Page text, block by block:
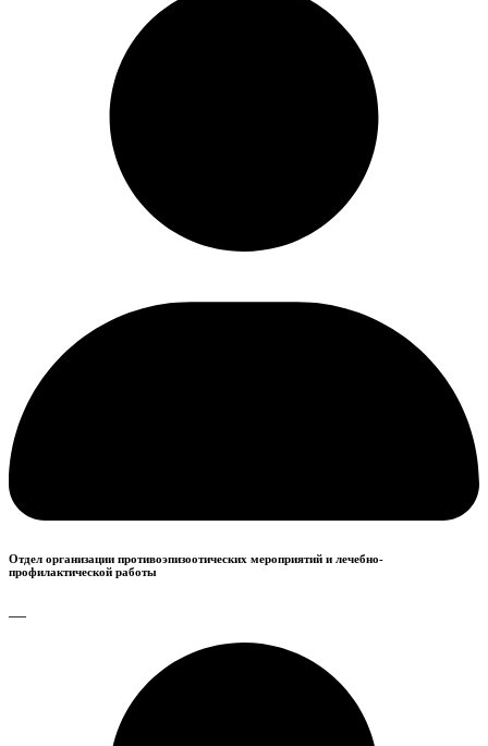
Отдел организации противоэпизоотических мероприятий и лечебно-
профилактической работы
—